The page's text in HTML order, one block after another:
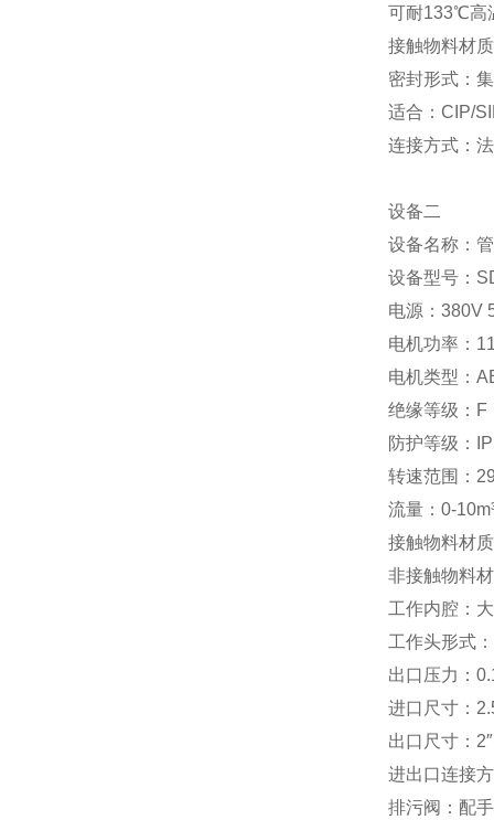
可耐133℃高
接触物料材
密封形式：
适合：CIP/
连接方式：
设备二
设备名称：
设备型号：
电源：380V
电机功率：
电机类型：
绝缘等级：F
防护等级：
转速范围：
流量：0-
接触物料材
非接触物料
工作内腔：
工作头形式
出口压力：
进口尺寸：
出口尺寸：2″
进出口连接
排污阀：配